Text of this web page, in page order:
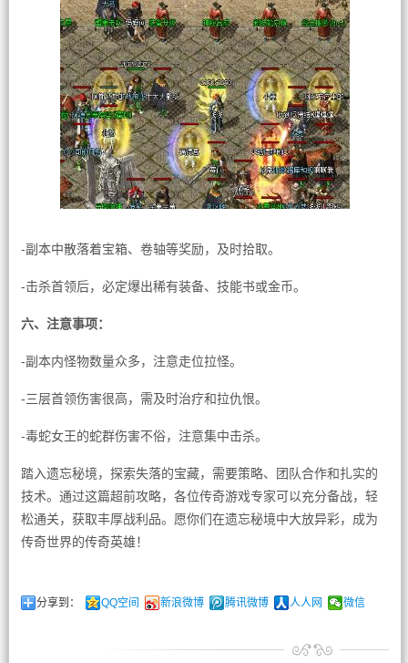
-副本中散落着宝箱、卷轴等奖励，及时拾取。
-击杀首领后，必定爆出稀有装备、技能书或金币。
六、注意事项：
-副本内怪物数量众多，注意走位拉怪。
-三层首领伤害很高，需及时治疗和拉仇恨。
-毒蛇女王的蛇群伤害不俗，注意集中击杀。
踏入遗忘秘境，探索失落的宝藏，需要策略、团队合作和扎实的
技术。通过这篇超前攻略，各位传奇游戏专家可以充分备战，轻
松通关，获取丰厚战利品。愿你们在遗忘秘境中大放异彩，成为
传奇世界的传奇英雄！
分享到： QQ空间 新浪微博 腾讯微博 人人网 微信